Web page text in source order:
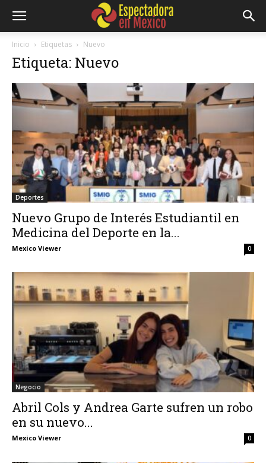
Inicio Etiquetas Nuevo
Etiqueta: Nuevo
Deportes
Nuevo Grupo de Interés Estudiantil en
Medicina del Deporte en la...
Mexico Viewer 0
Negocio
Abril Cols y Andrea Garte sufren un robo
en su nuevo...
Mexico Viewer 0